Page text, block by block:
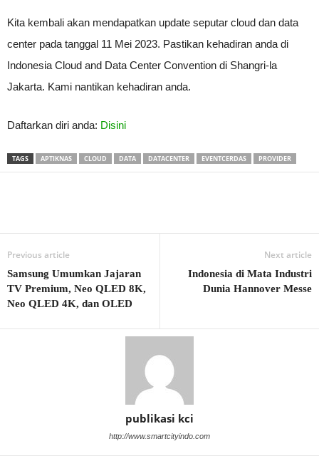
Kita kembali akan mendapatkan update seputar cloud dan data
center pada tanggal 11 Mei 2023. Pastikan kehadiran anda di
Indonesia Cloud and Data Center Convention di Shangri-la
Jakarta. Kami nantikan kehadiran anda.
Daftarkan diri anda: Disini
TAGS APTIKNAS CLOUD DATA DATACENTER EVENTCERDAS PROVIDER
Previous article
Samsung Umumkan Jajaran
TV Premium, Neo QLED 8K,
Neo QLED 4K, dan OLED
Next article
Indonesia di Mata Industri
Dunia Hannover Messe
publikasi kci
http://www.smartcityindo.com